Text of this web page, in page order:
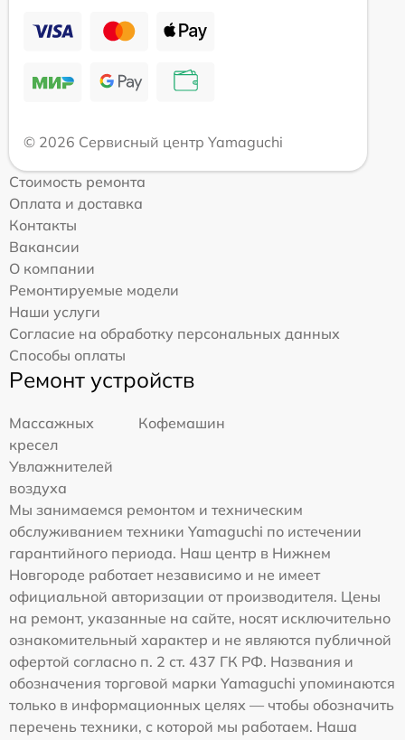
© 2026 Сервисный центр Yamaguchi
Стоимость ремонта
Оплата и доставка
Контакты
Вакансии
О компании
Ремонтируемые модели
Наши услуги
Согласие на обработку персональных данных
Способы оплаты
Ремонт устройств
Массажных
кресел
Кофемашин
Увлажнителей
воздуха
Мы занимаемся ремонтом и техническим
обслуживанием техники Yamaguchi по истечении
гарантийного периода. Наш центр в Нижнем
Новгороде работает независимо и не имеет
официальной авторизации от производителя. Цены
на ремонт, указанные на сайте, носят исключительно
ознакомительный характер и не являются публичной
офертой согласно п. 2 ст. 437 ГК РФ. Названия и
обозначения торговой марки Yamaguchi упоминаются
только в информационных целях — чтобы обозначить
перечень техники, с которой мы работаем. Наша